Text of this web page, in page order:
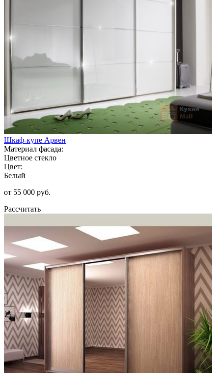
Шкаф-купе Арвен
Материал фасада:
Цветное стекло
Цвет:
Белый
от 55 000 руб.
Рассчитать